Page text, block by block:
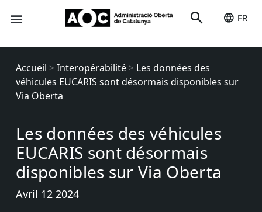
FR
Accueil >Interopérabilité > Les données des
véhicules EUCARIS sont désormais disponibles sur
Via Oberta
Les données des véhicules
EUCARIS sont désormais
disponibles sur Via Oberta
Avril 12 2024